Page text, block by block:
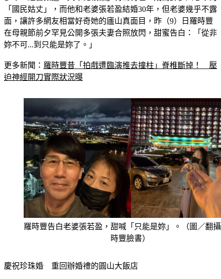
多年，經營頻道「大牛比較懶」有聲有色，成為許多人心中的
「國民姑丈」，而他和老婆張若盈結婚30年，但老婆幾乎不露
面，讓許多網友相當好奇她的廬山真面目，昨（9）日羅時豐
在母親節前夕罕見公開多張夫妻合照放閃，甜蜜告白：「從非
更多新聞：羅時豐昔「拍戲遭臨演推去撞柱」脊椎斷掉！　壓
羅時豐告白老婆張若盈，甜喊「只能是妳」。（圖／翻